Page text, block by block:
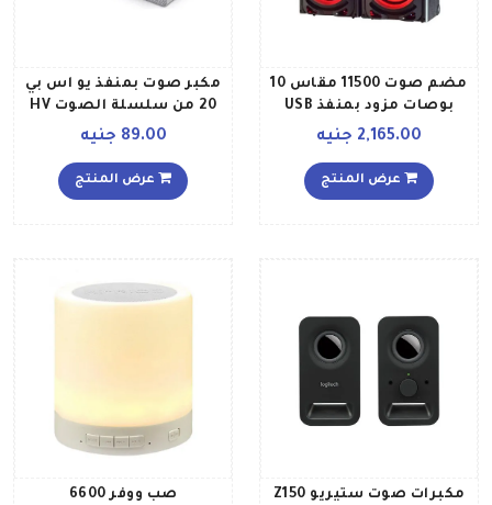
مضم صوت 11500 مقاس 10
بوصات مزود بمنفذ USB
ومنفذ لبطاقة SD وخاصية
رقمية وإضاءة LED TG SB
2,165.00 جنيه
عرض المنتج
مكبر صوت بمنفذ يو اس بي
20 من سلسلة الصوت HV
SK486 R أحمر
89.00 جنيه
عرض المنتج
مكبرات صوت ستيريو Z150
صب ووفر 6600